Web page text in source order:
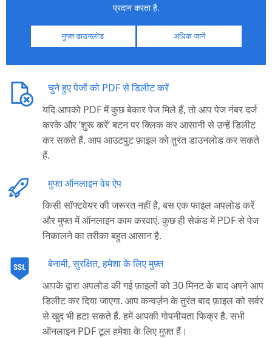
प्रदान करता है.
मुफ्त डाउनलोड अधिक जानें
चुने हुए पेजों को PDF से डिलीट करें
यदि आपको PDF में कुछ बेकार पेज मिले हैं, तो आप पेज नंबर दर्ज
करके और ’शुरू करें’ बटन पर क्लिक कर आसानी से उन्हें डिलीट
कर सकते हैं. आप आउटपुट फ़ाइल को तुरंत डाउनलोड कर सकते
हैं.
मुफ्त ऑनलाइन वेब ऐप
किसी सॉफ्टवेयर की जरूरत नहीं है, बस एक फाइल अपलोड करें
और मुफ्त में ऑनलाइन काम करवाएं. कुछ ही सेकंड में PDF से पेज
निकालने का तरीका बहुत आसान है.
बेनामी, सुरक्षित, हमेशा के लिए मुफ़्त
आपके द्वारा अपलोड की गई फ़ाइलों को 30 मिनट के बाद अपने आप
डिलीट कर दिया जाएगा. आप कन्वर्ज़न के तुरंत बाद फ़ाइल को सर्वर
से खुद भी हटा सकते हैं. हमें आपकी गोपनीयता फिक्र है. सभी
ऑनलाइन PDF टूल हमेशा के लिए मुफ़्त हैं।